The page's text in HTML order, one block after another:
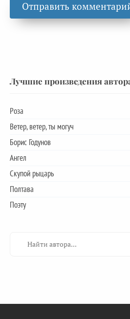
Лучшие произведения
Роза
Ветер, ветер, ты могуч
Борис Годунов
Ангел
Скупой рыцарь
Полтава
Поэту